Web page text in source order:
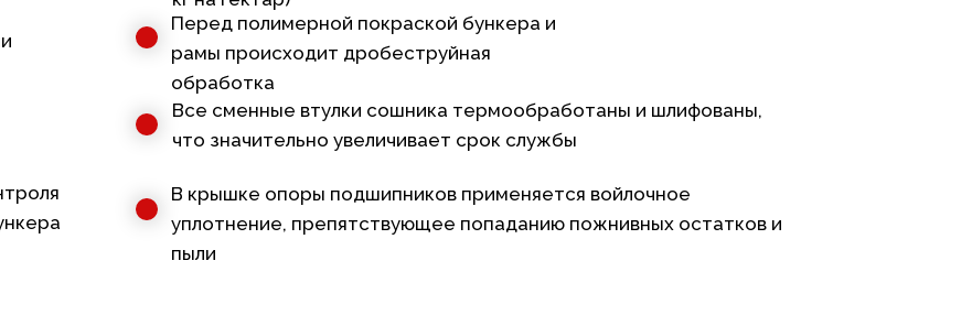
Все сменные втулки сошника термообработаны и шлифованы,
что значительно увеличивает срок службы
В крышке опоры подшипников применяется войлочное
уплотнение, препятствующее попаданию пожнивных остатков и
пыли
Перед полимерной покраской бункера и
рамы происходит дробеструйная
обработка